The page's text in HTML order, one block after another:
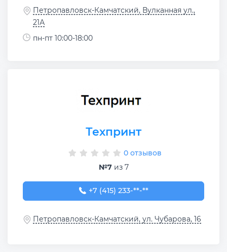
Петропавловск-Камчатский, Вулканная ул.,
21А
пн-пт 10:00-18:00
Техпринт
0 отзывов
№7из 7
+7 (415) 233-81-11
+7 (415) 233-**-**
Петропавловск-Камчатский, ул. Чубарова, 16